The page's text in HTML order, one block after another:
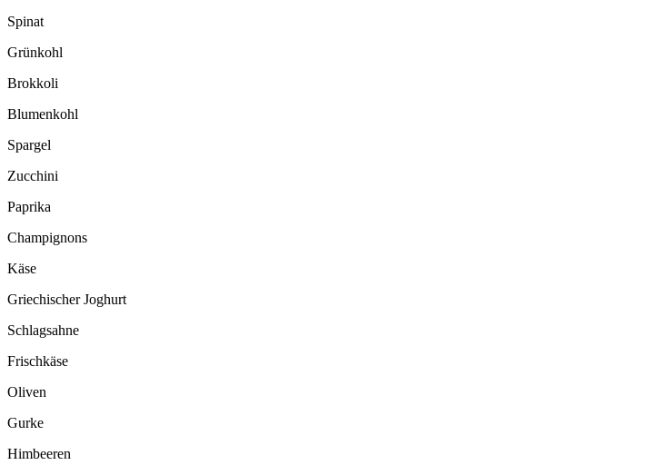
Spinat
Grünkohl
Brokkoli
Blumenkohl
Spargel
Zucchini
Paprika
Champignons
Käse
Griechischer Joghurt
Schlagsahne
Frischkäse
Oliven
Gurke
Himbeeren